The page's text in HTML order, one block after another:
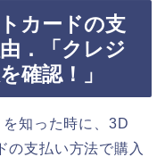
カードの支
．「クレジ
確認！」
知った時に、3D
の支払い方法で購入